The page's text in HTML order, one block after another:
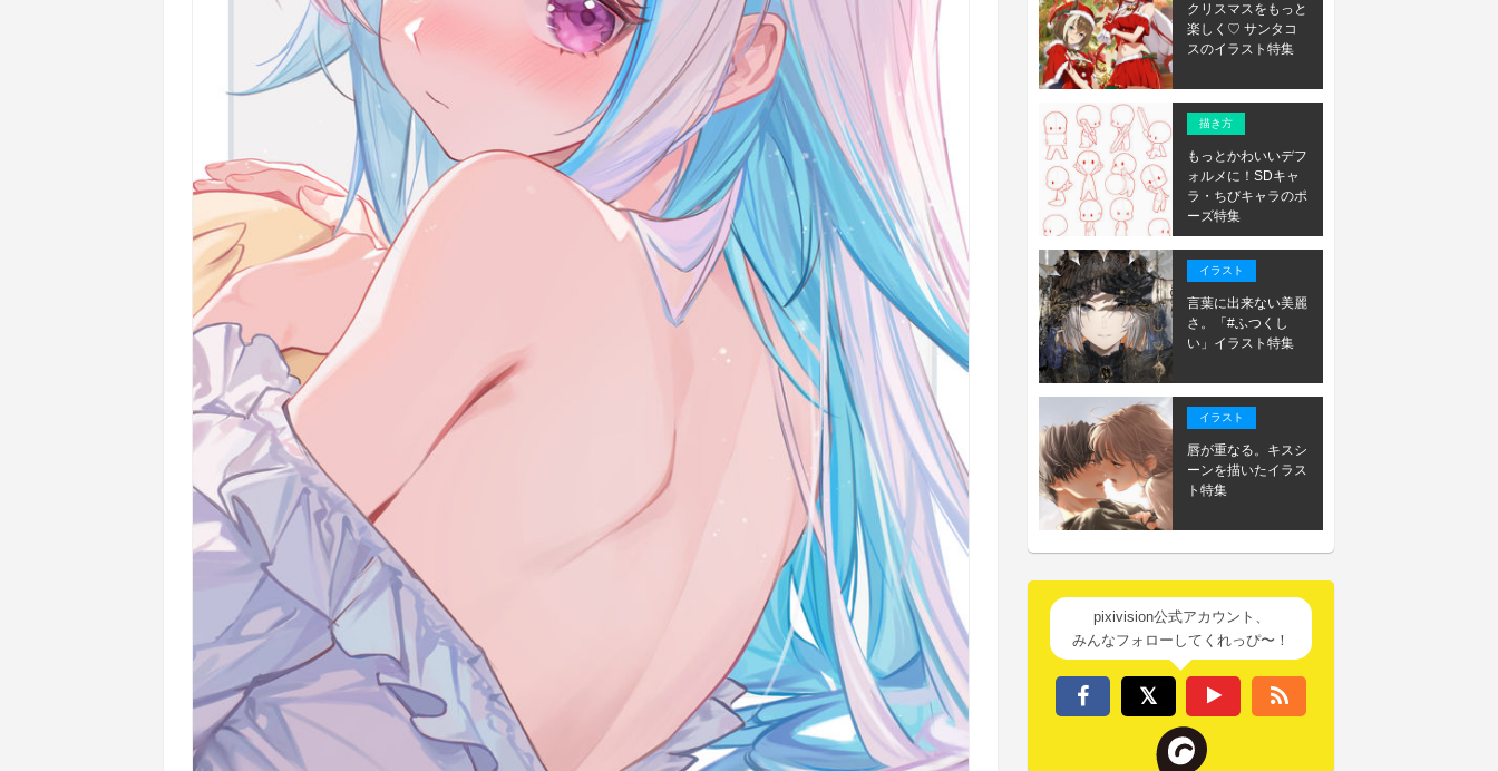
クリスマスをもっと
楽しく♡ サンタコ
スのイラスト特集
描き方
もっとかわいいデフ
ォルメに！SDキャ
ラ・ちびキャラのポ
ーズ特集
イラスト
言葉に出来ない美麗
さ。「#ふつくし
い」イラスト特集
イラスト
唇が重なる。キスシ
ーンを描いたイラス
ト特集
pixivision公式アカウント、
みんなフォローしてくれっぴ〜！